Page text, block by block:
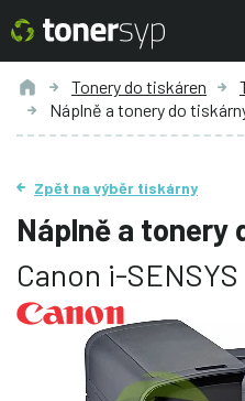
Tonery do tiskáren
Náplně a tonery do
Zpět na výběr tiskárny
Náplně a tonery
Canon i-